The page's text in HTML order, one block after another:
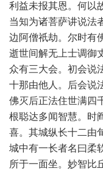
利益未报其恩。何以
当知为诸菩萨讲说法
边阿僧祇劫。尔时有
逝世间解无上士调御
众有三大会。初会说
十那由他人。后会说
佛灭后正法住世满四
根聪达多闻智慧。时
喜。其城纵长十二由
城中有一长者名曰柔
所于一面坐。妙智比